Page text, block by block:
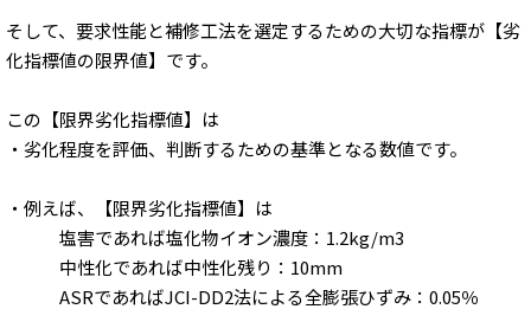
そして、要求性能と補修工法を選定するための大切な指標が【劣
化指標値の限界値】です。
この【限界劣化指標値】は
・劣化程度を評価、判断するための基準となる数値です。
・例えば、【限界劣化指標値】は
塩害であれば塩化物イオン濃度：1.2kg/m3
中性化であれば中性化残り：10mm
ASRであればJCI-DD2法による全膨張ひずみ：0.05％